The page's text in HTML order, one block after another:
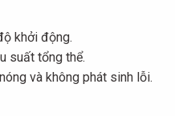
khởi động.
suất tổng thể.
và không phát sinh lỗi.